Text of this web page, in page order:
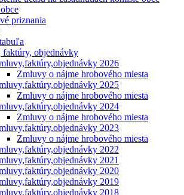
priznania
faktúry, objednávky
2026
Zmluvy o nájme hrobového miesta
2025
Zmluvy o nájme hrobového miesta
2024
Zmluvy o nájme hrobového miesta
2023
Zmluvy o nájme hrobového miesta
2022
2021
2020
2019
2018